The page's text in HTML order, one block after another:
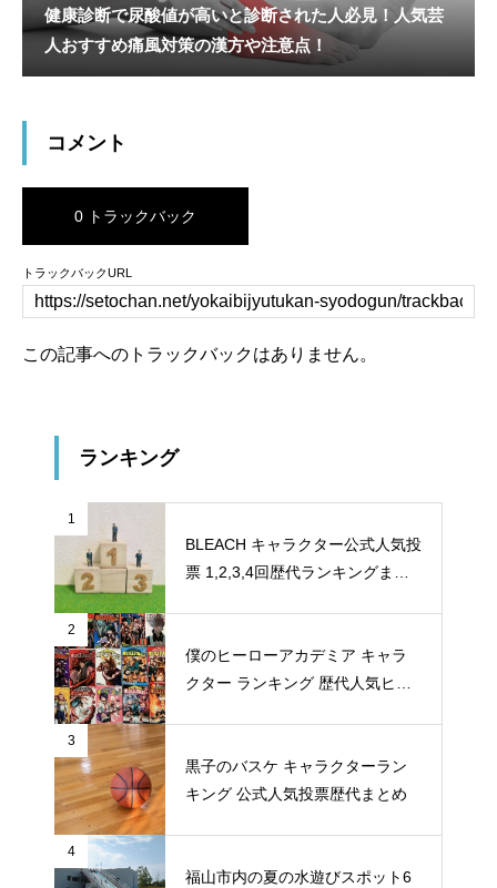
健康診断で尿酸値が高いと診断された人必見！人気芸
人おすすめ痛風対策の漢方や注意点！
コメント
0 トラックバック
トラックバックURL
この記事へのトラックバックはありません。
ランキング
1
BLEACH キャラクター公式人気投
票 1,2,3,4回歴代ランキングまと
2
僕のヒーローアカデミア キャラ
クター ランキング 歴代人気ヒー
3
黒子のバスケ キャラクターラン
キング 公式人気投票歴代まとめ
4
福山市内の夏の水遊びスポット6